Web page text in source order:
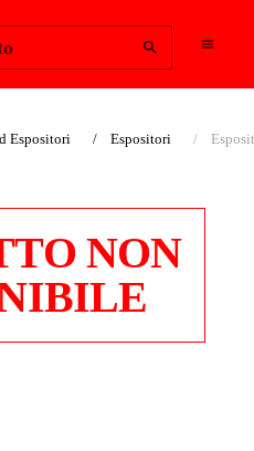
Espositori Espositori
NON